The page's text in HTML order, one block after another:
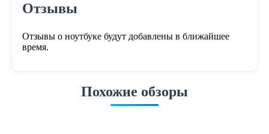
Отзывы
Отзывы о ноутбуке будут добавлены в ближайшее
время.
Похожие обзоры